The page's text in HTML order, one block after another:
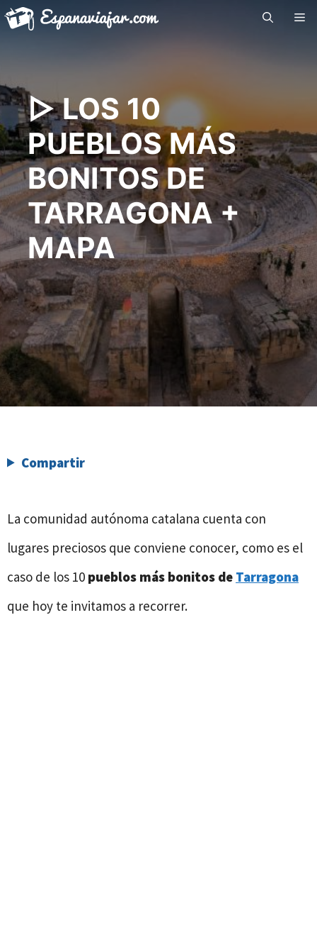
Saltar
▷ LOS 10
PUEBLOS MÁS
BONITOS DE
TARRAGONA +
MAPA
Compartir
La comunidad autónoma catalana cuenta con
lugares preciosos que conviene conocer, como es el
caso de los 10 pueblos más bonitos de Tarragona
que hoy te invitamos a recorrer.